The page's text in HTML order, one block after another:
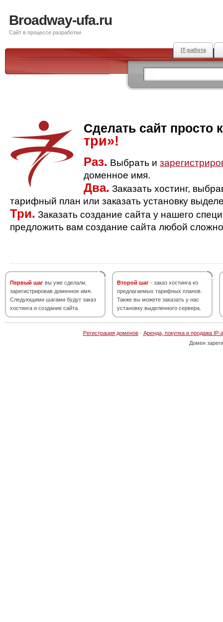
Broadway-ufa.ru
Сайт в процессе разработки
IT-работа
Сделать сайт просто
три»!
Раз. Выбрать и
доменное имя.
Два. Заказать хостинг,
тарифный план или заказать установку
Три. Заказать создание сайта у нашего
предложить вам создание сайта любой
Первый шаг вы уже сделали,
зарегистрировав доменное имя.
Следующими шагами будут заказ
хостинга и создание сайта.
Второй шаг - заказ хостинга из
предлагаемых тарифных планов.
Также вы можете заказать у нас
установку выделенного сервера.
Регистрация доменов· Аренда, покупка и продажа IP-
Домен